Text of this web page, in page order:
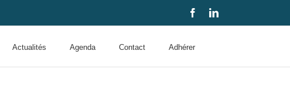
FacebookLinkedIn
Actualités Agenda Contact Adhérer